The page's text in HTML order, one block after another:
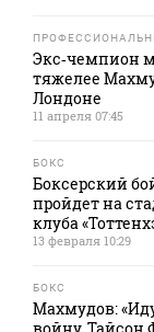
Экс‑чемпион
тяжелее
Лондоне
11 апреля 07:45
БОКС
Боксерский
пройдет на
клуба
13 февраля 10:29
БОКС
Махмудов: